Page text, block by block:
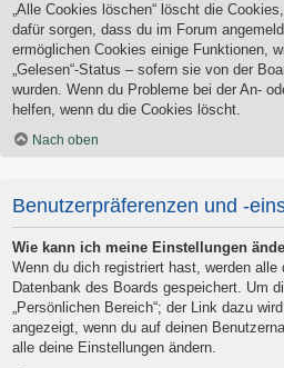
„Alle Cookies löschen“ löscht die
dafür sorgen, dass du im Forum
ermöglichen Cookies einige Funktionen,
„Gelesen“-Status – sofern sie von der
wurden. Wenn du Probleme bei der An-
helfen, wenn du die Cookies löscht.
Nach oben
Benutzerpräferenzen und -
Wie kann ich meine Einstellungen
Wenn du dich registriert hast, werden alle
Datenbank des Boards gespeichert. Um
„Persönlichen Bereich“; der Link dazu
angezeigt, wenn du auf deinen
alle deine Einstellungen ändern.